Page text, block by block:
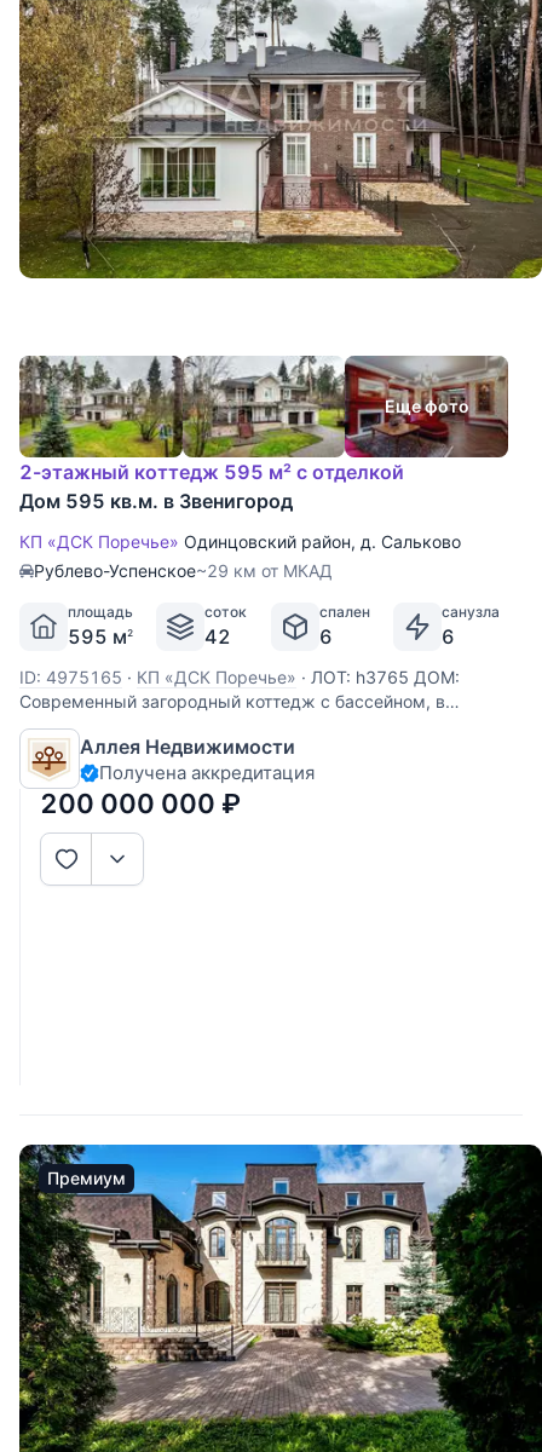
Еще фото
2-этажный коттедж 595 м² с отделкой
Дом 595 кв.м. в Звенигород
КП «ДСК Поречье» Одинцовский район, д. Сальково
Рублево-Успенское~29 км от МКАД
площадь
595 м2
соток
42
спален
6
санузла
6
ID: 4975165 · КП «ДСК Поречье» · ЛОТ: h3765 ДОМ:
Современный загородный коттедж с бассейном, в
охраняемом коттеджном посёлке. Дом построен из
высококачественных материалов. Интерьер дома
выполнен с использованием итальянской мебели и
текстиля. В контур дома входят 5 спален,
Аллея Недвижимости
Получена аккредитация
200 000 000 ₽
Премиум